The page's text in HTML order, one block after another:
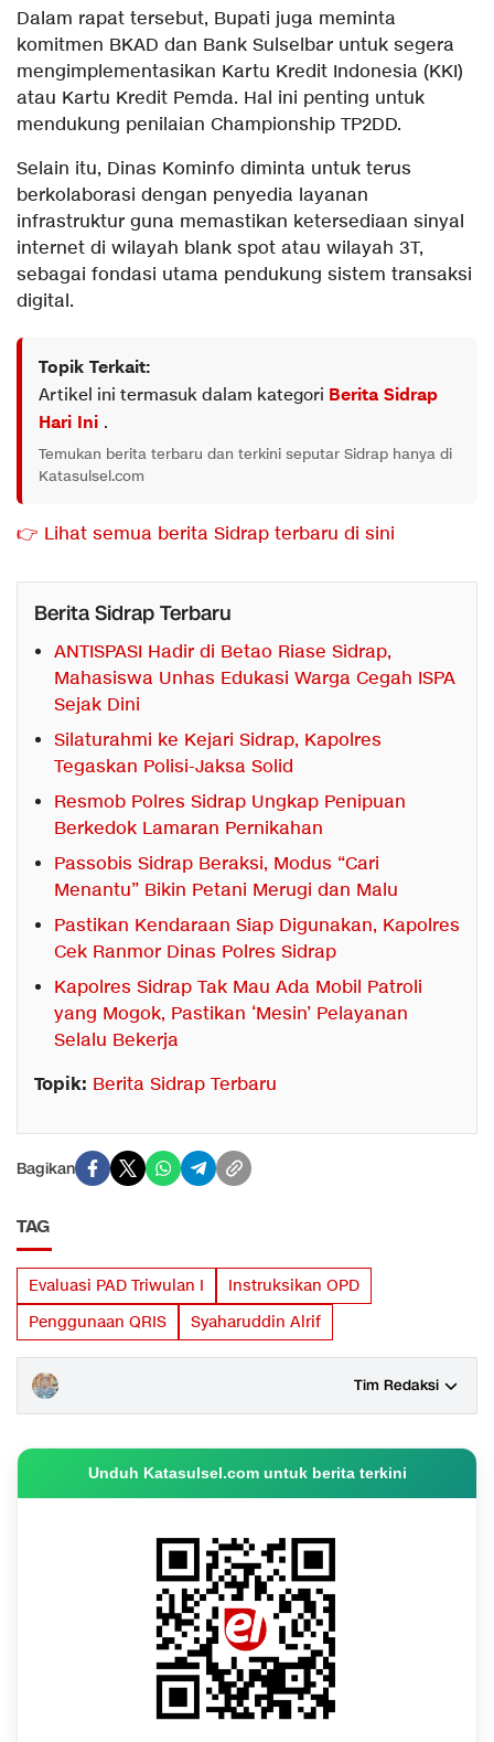
Dalam rapat tersebut, Bupati juga meminta
komitmen BKAD dan Bank Sulselbar untuk segera
mengimplementasikan Kartu Kredit Indonesia (KKI)
atau Kartu Kredit Pemda. Hal ini penting untuk
mendukung penilaian Championship TP2DD.
Selain itu, Dinas Kominfo diminta untuk terus
berkolaborasi dengan penyedia layanan
infrastruktur guna memastikan ketersediaan sinyal
internet di wilayah blank spot atau wilayah 3T,
sebagai fondasi utama pendukung sistem transaksi
digital.
Topik Terkait:
Artikel ini termasuk dalam kategori Berita Sidrap
Hari Ini .
Temukan berita terbaru dan terkini seputar Sidrap hanya di
Katasulsel.com
👉 Lihat semua berita Sidrap terbaru di sini
Berita Sidrap Terbaru
ANTISPASI Hadir di Betao Riase Sidrap,
Mahasiswa Unhas Edukasi Warga Cegah ISPA
Sejak Dini
Silaturahmi ke Kejari Sidrap, Kapolres
Tegaskan Polisi-Jaksa Solid
Resmob Polres Sidrap Ungkap Penipuan
Berkedok Lamaran Pernikahan
Passobis Sidrap Beraksi, Modus “Cari
Menantu” Bikin Petani Merugi dan Malu
Pastikan Kendaraan Siap Digunakan, Kapolres
Cek Ranmor Dinas Polres Sidrap
Kapolres Sidrap Tak Mau Ada Mobil Patroli
yang Mogok, Pastikan ‘Mesin’ Pelayanan
Selalu Bekerja
Topik: Berita Sidrap Terbaru
Bagikan
TAG
Evaluasi PAD Triwulan I
Instruksikan OPD
Penggunaan QRIS
Syaharuddin Alrif
Tim Redaksi
Unduh Katasulsel.com untuk berita terkini